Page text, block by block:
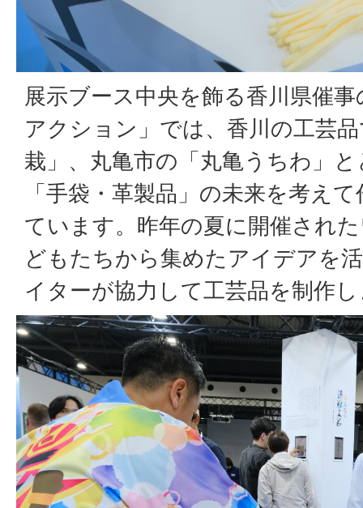
展示ブース中央を飾る香川県催
アクション」では、香川の工芸
栽」、丸亀市の「丸亀うちわ」
「手袋・革製品」の未来を考え
ています。昨年の夏に開催され
どもたちから集めたアイデアを
イターが協力して工芸品を制作